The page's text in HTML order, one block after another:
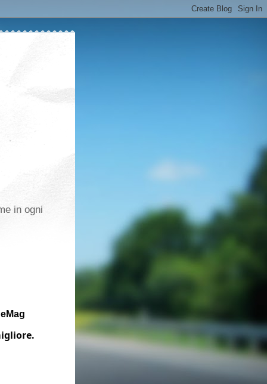
in ogni